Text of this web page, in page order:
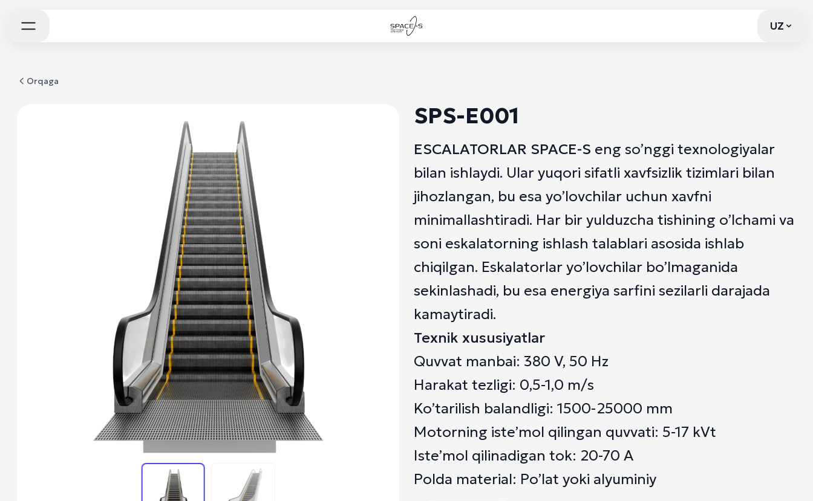
UZUZ
Orqaga
SPS-E001
ESCALATORLAR SPACE-S eng so’nggi texnologiyalar
bilan ishlaydi. Ular yuqori sifatli xavfsizlik tizimlari bilan
jihozlangan, bu esa yo’lovchilar uchun xavfni
minimallashtiradi. Har bir yulduzcha tishining o’lchami va
soni eskalatorning ishlash talablari asosida ishlab
chiqilgan. Eskalatorlar yo’lovchilar bo’lmaganida
sekinlashadi, bu esa energiya sarfini sezilarli darajada
kamaytiradi.
Texnik xususiyatlar
Quvvat manbai: 380 V, 50 Hz
Harakat tezligi: 0,5-1,0 m/s
Ko’tarilish balandligi: 1500-25000 mm
Motorning iste’mol qilingan quvvati: 5-17 kVt
Iste’mol qilinadigan tok: 20-70 A
Polda material: Po’lat yoki alyuminiy